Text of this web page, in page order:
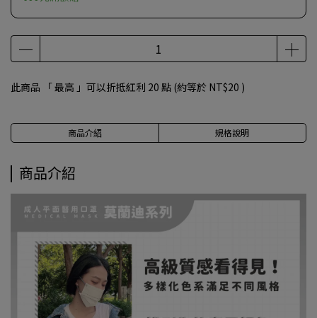
此商品 「 最高 」可以折抵紅利 20 點 (約等於 NT$20 )
商品介紹 規格說明
商品介紹